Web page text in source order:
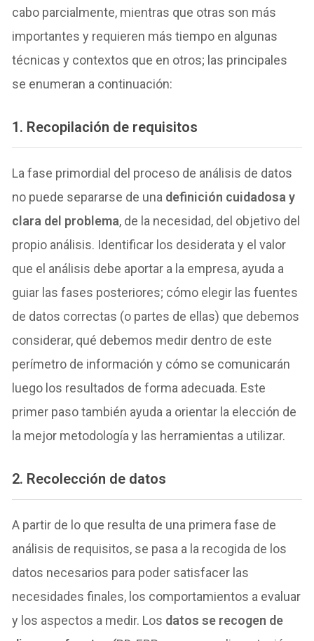
cabo parcialmente, mientras que otras son más
importantes y requieren más tiempo en algunas
técnicas y contextos que en otros; las principales
se enumeran a continuación:
1. Recopilación de requisitos
La fase primordial del proceso de análisis de datos
no puede separarse de una definición cuidadosa y
clara del problema, de la necesidad, del objetivo del
propio análisis. Identificar los desiderata y el valor
que el análisis debe aportar a la empresa, ayuda a
guiar las fases posteriores; cómo elegir las fuentes
de datos correctas (o partes de ellas) que debemos
considerar, qué debemos medir dentro de este
perímetro de información y cómo se comunicarán
luego los resultados de forma adecuada. Este
primer paso también ayuda a orientar la elección de
la mejor metodología y las herramientas a utilizar.
2. Recolección de datos
A partir de lo que resulta de una primera fase de
análisis de requisitos, se pasa a la recogida de los
datos necesarios para poder satisfacer las
necesidades finales, los comportamientos a evaluar
y los aspectos a medir. Los datos se recogen de